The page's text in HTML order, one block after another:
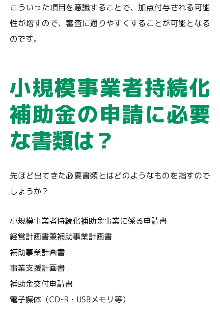
こういった項目を意識することで、加点付与される可能
性が増すので、審査に通りやすくすることが可能となる
のです。
小規模事業者持続化
補助金の申請に必要
な書類は？
先ほど出てきた必要書類とはどのようなものを指すので
しょうか？
小規模事業者持続化補助金事業に係る申請書
経営計画書兼補助事業計画書
補助事業計画書
事業支援計画書
補助金交付申請書
電子媒体（CD-R・USBメモリ等）